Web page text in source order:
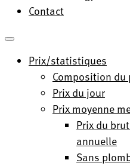
Contact
Prix/statistiques
Composition du
Prix du jour
Prix moyenne
Prix du
annuelle
Sans